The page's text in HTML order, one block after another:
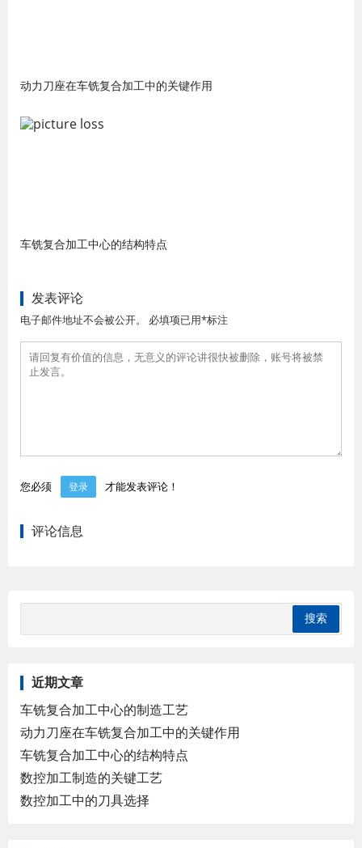
动力刀座在车铣复合加工中的关键作用
车铣复合加工中心的结构特点
发表评论
电子邮件地址不会被公开。 必填项已用*标注
您必须 登录 才能发表评论！
评论信息
近期文章
车铣复合加工中心的制造工艺
动力刀座在车铣复合加工中的关键作用
车铣复合加工中心的结构特点
数控加工制造的关键工艺
数控加工中的刀具选择